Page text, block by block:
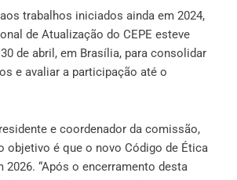
trabalhos iniciados ainda em 2024,
de Atualização do CEPE esteve
de abril, em Brasília, para consolidar
e avaliar a participação até o
e coordenador da comissão,
objetivo é que o novo Código de Ética
2026. “Após o encerramento desta